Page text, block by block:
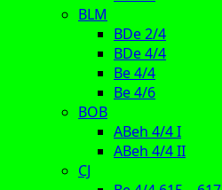
BLM
BDe 2/4
BDe 4/4
Be 4/4
Be 4/6
BOB
ABeh 4/4 I
ABeh 4/4 II
CJ